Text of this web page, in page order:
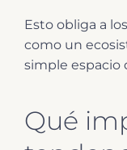
Esto obliga a
como un
simple
Qué